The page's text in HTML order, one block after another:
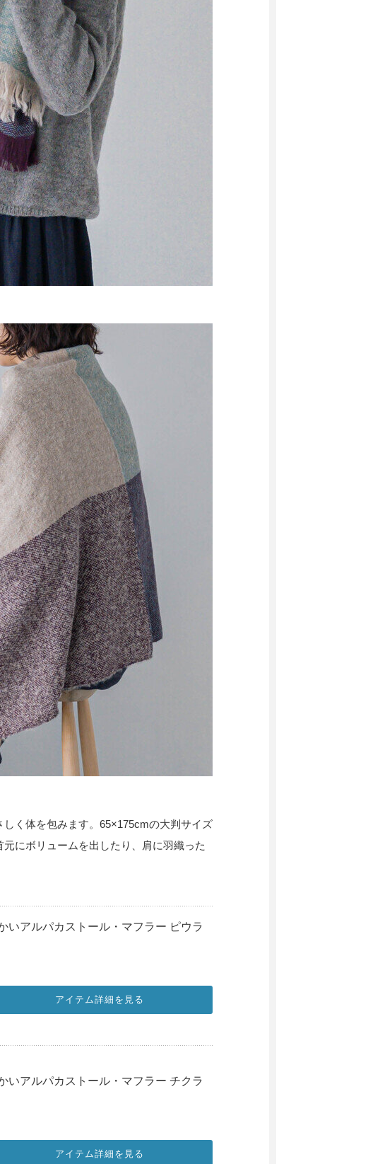
く体を包みます。65×175cmの大判サイズ
にボリュームを出したり、肩に羽織った
いアルパカストール・マフラー ピウラ
アイテム詳細を見る
いアルパカストール・マフラー チクラ
アイテム詳細を見る